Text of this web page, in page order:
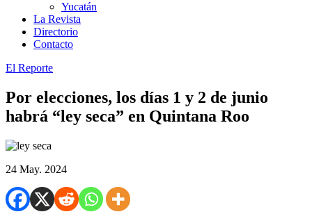
Yucatán
La Revista
Directorio
Contacto
El Reporte
Por elecciones, los días 1 y 2 de junio
habrá “ley seca” en Quintana Roo
24 May. 2024